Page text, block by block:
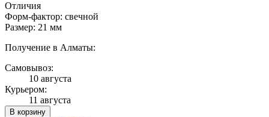
Отличия
Форм-фактор: свечной
Размер: 21 мм
Получение в Алматы:
Самовывоз:
10 августа
Курьером:
11 августа
В корзину